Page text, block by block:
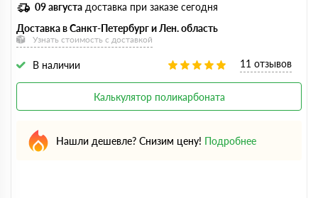
09 августа доставка при заказе сегодня
Доставка в Санкт-Петербург и Лен. область
Узнать стоимость с доставкой
В наличии 11 отзывов
Калькулятор поликарбоната
Нашли дешевле? Снизим цену! Подробнее